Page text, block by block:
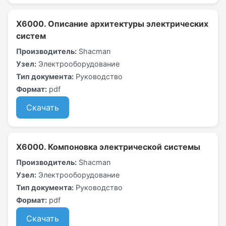
X6000. Описание архитектуры электрических
систем
Производитель: Shacman
Узел: Электрооборудование
Тип документа: Руководство
Формат: pdf
Скачать
X6000. Компоновка электрической системы
Производитель: Shacman
Узел: Электрооборудование
Тип документа: Руководство
Формат: pdf
Скачать